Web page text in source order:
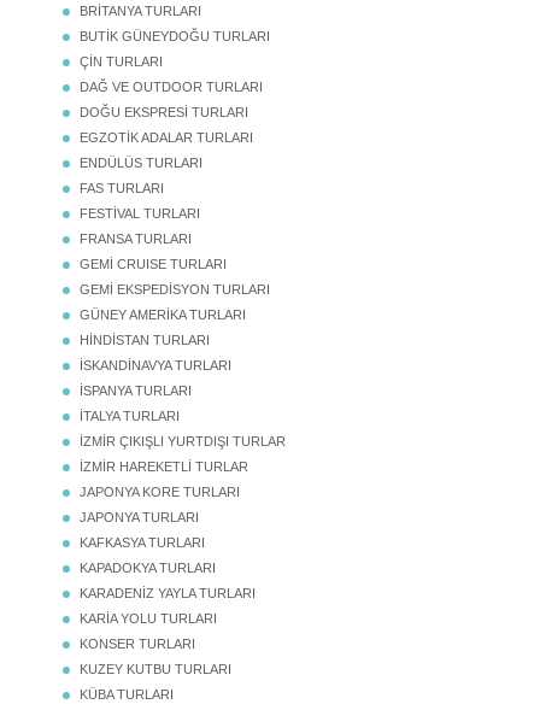
BRİTANYA TURLARI
BUTİK GÜNEYDOĞU TURLARI
ÇİN TURLARI
DAĞ VE OUTDOOR TURLARI
DOĞU EKSPRESİ TURLARI
EGZOTİK ADALAR TURLARI
ENDÜLÜS TURLARI
FAS TURLARI
FESTİVAL TURLARI
FRANSA TURLARI
GEMİ CRUISE TURLARI
GEMİ EKSPEDİSYON TURLARI
GÜNEY AMERİKA TURLARI
HİNDİSTAN TURLARI
İSKANDİNAVYA TURLARI
İSPANYA TURLARI
İTALYA TURLARI
İZMİR ÇIKIŞLI YURTDIŞI TURLAR
İZMİR HAREKETLİ TURLAR
JAPONYA KORE TURLARI
JAPONYA TURLARI
KAFKASYA TURLARI
KAPADOKYA TURLARI
KARADENİZ YAYLA TURLARI
KARİA YOLU TURLARI
KONSER TURLARI
KUZEY KUTBU TURLARI
KÜBA TURLARI